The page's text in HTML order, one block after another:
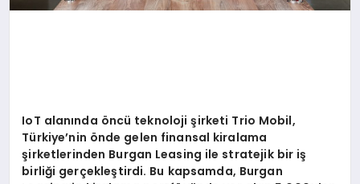
IoT alanında öncü teknoloji şirketi Trio Mobil,
Türkiye’nin önde gelen finansal kiralama
şirketlerinden Burgan Leasing ile stratejik bir iş
birliği gerçekleştirdi. Bu kapsamda, Burgan